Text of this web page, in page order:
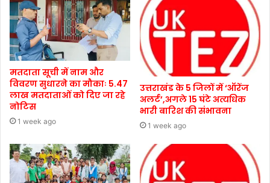
मतदाता सूची में नाम और
विवरण सुधारने का मौकाः 5.47
लाख मतदाताओं को दिए जा रहे
नोटिस
1 week ago
उत्तराखंड के 5 जिलों में ‘ऑरेंज
अलर्ट’,अगले 15 घंटे अत्यधिक
भारी बारिश की संभावना
1 week ago